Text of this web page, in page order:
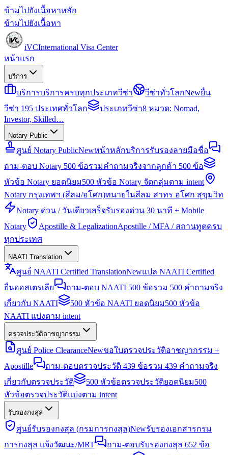
ข้ามไปยังเนื้อหาหลัก
ข้ามไปยังเนื้อหา
iVCInternational Visa Center
หน้าแรก
บริการ
บริการบริการครบทุกประเภทวีซ่า วีซ่าทั่วโลกNewยื่น
วีซ่า 195 ประเทศทั่วโลก
ประเภทวีซ่า8 หมวด: Nomad,
Investor, Skilled…
Notary Public
ศูนย์ Notary PublicNewหน้าหลักบริการรับรองลายมือชื่อ
ถาม-ตอบ Notary 500 ข้อรวมคำถามจริงจากลูกค้า 500 ข้อ
หัวข้อ Notary ยอดนิยม500 หัวข้อ Notary จัดกลุ่มตาม intent
Notary กรุงเทพฯ (สีลม/อโศก)ทนายในสีลม สาทร อโศก สุขุมวิท
Notary ด่วน / วันเดียวเสร็จรับรองด่วน 30 นาที + Mobile
Notary
Apostille & LegalizationApostille / MFA / สถานทูตครบ
ทุกประเทศ
NAATI Translation
ศูนย์ NAATI Certified TranslationNewแปล NAATI Certified
ยื่นออสเตรเลีย
ถาม-ตอบ NAATI 500 ข้อรวม 500 คำถามจริง
เกี่ยวกับ NAATI
500 หัวข้อ NAATI ยอดนิยม500 หัวข้อ
NAATI แบ่งตาม intent
ตรวจประวัติอาชญากรรม
ศูนย์ Police ClearanceNewขอใบตรวจประวัติอาชญากรรม +
Apostille
ถาม-ตอบตรวจประวัติ 439 ข้อรวม 439 คำถามจริง
เกี่ยวกับตรวจประวัติ
500 หัวข้อตรวจประวัติยอดนิยม500
หัวข้อตรวจประวัติแบ่งตาม intent
รับรองกงสุล
ศูนย์รับรองกงสุล (กรมการกงสุล)Newรับรองเอกสารกรม
การกงสุล แจ้งวัฒนะ/MRT
ถาม-ตอบรับรองกงสุล 652 ข้อ